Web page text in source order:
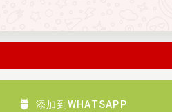
添加到WHATSAPP